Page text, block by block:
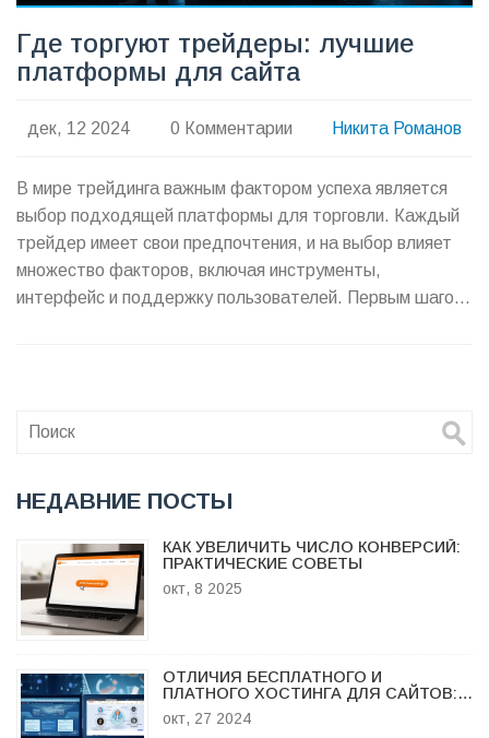
Где торгуют трейдеры: лучшие
платформы для сайта
дек, 12 2024 0 Комментарии Никита Романов
В мире трейдинга важным фактором успеха является
выбор подходящей платформы для торговли. Каждый
трейдер имеет свои предпочтения, и на выбор влияет
множество факторов, включая инструменты,
интерфейс и поддержку пользователей. Первым шагом
для трейдинга, их особенностями и поймите, какая
НЕДАВНИЕ ПОСТЫ
КАК УВЕЛИЧИТЬ ЧИСЛО КОНВЕРСИЙ:
ПРАКТИЧЕСКИЕ СОВЕТЫ
окт, 8 2025
ОТЛИЧИЯ БЕСПЛАТНОГО И
ПЛАТНОГО ХОСТИНГА ДЛЯ САЙТОВ:
ВАЖНЫЕ НЮАНСЫ
окт, 27 2024